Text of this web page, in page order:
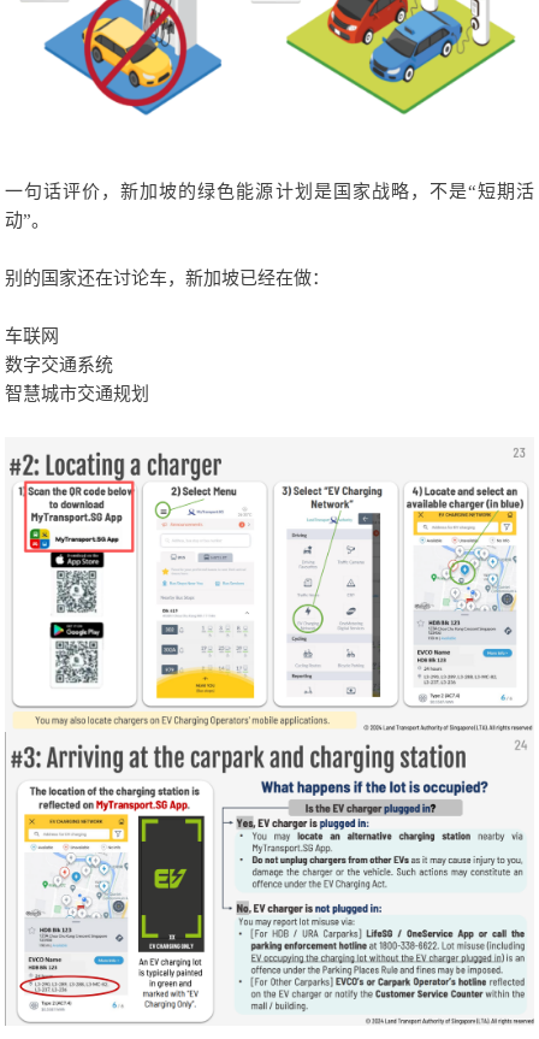
一句话评价，新加坡的绿色能源计划是国家战略，不是“短期活
动”。
别的国家还在讨论车，新加坡已经在做：
车联网
数字交通系统
智慧城市交通规划